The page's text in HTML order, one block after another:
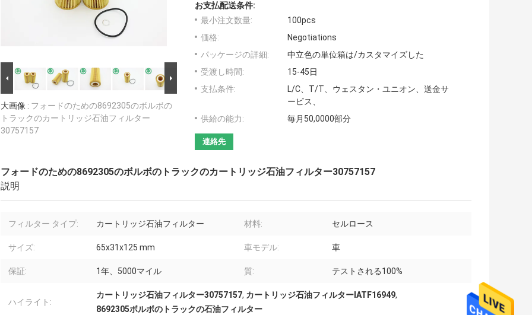
大画像 : フォードのための8692305のボルボの
トラックのカートリッジ石油フィルター
30757157
お支払配送条件:
最小注文数量:
100pcs
価格:
Negotiations
パッケージの詳細:
中立色の単位箱は/カスタマイズした
受渡し時間:
15-45日
支払条件:
L/C、T/T、ウェスタン・ユニオン、送金サ
ービス、
供給の能力:
毎月50,0000部分
連絡先
フォードのための8692305のボルボのトラックのカートリッジ石油フィルター30757157
説明
フィルター タイプ: カートリッジ石油フィルター 材料: セルロース
サイズ: 65x31x125 mm 車モデル: 車
保証: 1年、5000マイル 質: テストされる100%
ハイライト:
カートリッジ石油フィルター30757157, カートリッジ石油フィルターIATF16949,
8692305ボルボのトラックの石油フィルター